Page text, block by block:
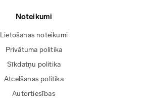
Noteikumi
Lietošanas noteikumi
Privātuma politika
Sīkdatņu politika
Atcelšanas politika
Autortiesības